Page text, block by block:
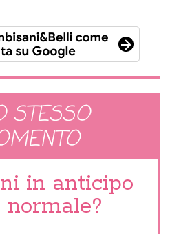
STESSO
in anticipo
normale?